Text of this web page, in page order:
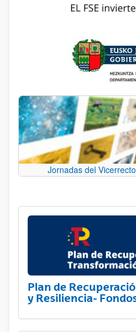
Jornadas del
Plan de
y Resiliencia-